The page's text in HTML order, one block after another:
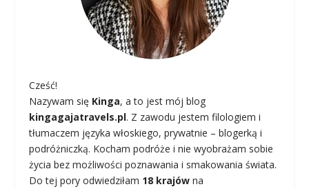
Cześć!
Nazywam się Kinga, a to jest mój blog
kingagajatravels.pl. Z zawodu jestem filologiem i
tłumaczem języka włoskiego, prywatnie – blogerką i
podróżniczką. Kocham podróże i nie wyobrażam sobie
życia bez możliwości poznawania i smakowania świata.
Do tej pory odwiedziłam 18 krajów na